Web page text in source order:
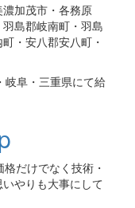
加茂市・各務原
島郡岐南町・羽島
・安八郡安八町・
阜・三重県にて給
だけでなく技術・
やりも大事にして